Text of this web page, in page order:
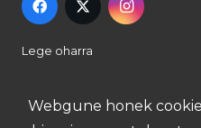
Lege oharra
Pribatutasun politika
Webgune honek